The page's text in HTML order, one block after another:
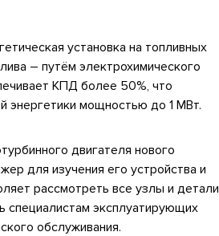
установка на топливных
– путём электрохимического
КПД более 50%, что
энергетики мощностью до 1 МВт.
двигателя нового
для изучения его устройства и
рассмотреть все узлы и детали
специалистам эксплуатирующих
обслуживания.